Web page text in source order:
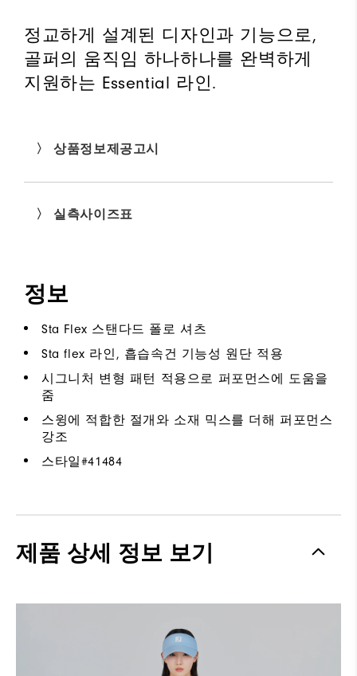
정교하게 설계된 디자인과 기능으로,
골퍼의 움직임 하나하나를 완벽하게
지원하는 Essential 라인.
〉 상품정보제공고시
〉 실측사이즈표
정보
Sta Flex 스탠다드 폴로 셔츠
Sta flex 라인, 흡습속건 기능성 원단 적용
시그니처 변형 패턴 적용으로 퍼포먼스에 도움을
줌
스윙에 적합한 절개와 소재 믹스를 더해 퍼포먼스
강조
스타일#41484
제품 상세 정보 보기